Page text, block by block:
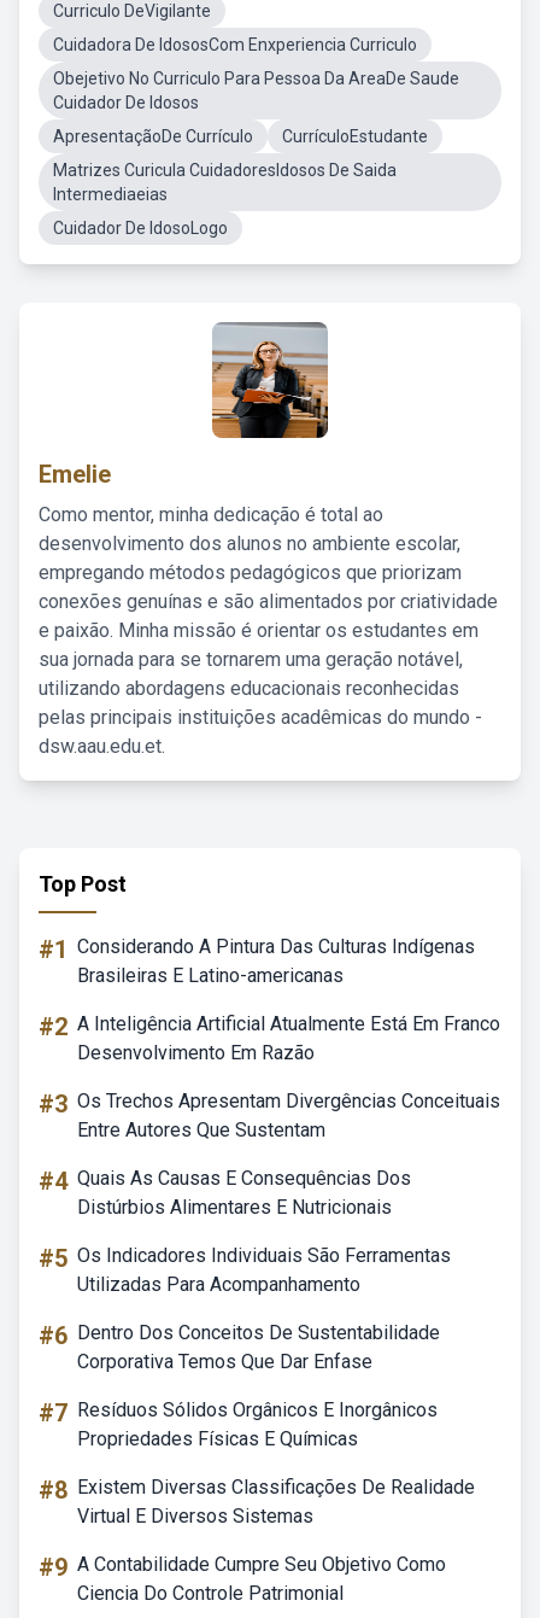
Curriculo DeVigilante
Cuidadora De IdososCom Enxperiencia Curriculo
Obejetivo No Curriculo Para Pessoa Da AreaDe Saude
Cuidador De Idosos
ApresentaçãoDe Currículo
CurrículoEstudante
Matrizes Curicula CuidadoresIdosos De Saida
Intermediaeias
Cuidador De IdosoLogo
Emelie
Como mentor, minha dedicação é total ao
desenvolvimento dos alunos no ambiente escolar,
empregando métodos pedagógicos que priorizam
conexões genuínas e são alimentados por criatividade
e paixão. Minha missão é orientar os estudantes em
sua jornada para se tornarem uma geração notável,
utilizando abordagens educacionais reconhecidas
pelas principais instituições acadêmicas do mundo -
dsw.aau.edu.et.
Top Post
#1 Considerando A Pintura Das Culturas Indígenas
Brasileiras E Latino-americanas
#2 A Inteligência Artificial Atualmente Está Em Franco
Desenvolvimento Em Razão
#3 Os Trechos Apresentam Divergências Conceituais
Entre Autores Que Sustentam
#4 Quais As Causas E Consequências Dos
Distúrbios Alimentares E Nutricionais
#5 Os Indicadores Individuais São Ferramentas
Utilizadas Para Acompanhamento
#6 Dentro Dos Conceitos De Sustentabilidade
Corporativa Temos Que Dar Enfase
#7 Resíduos Sólidos Orgânicos E Inorgânicos
Propriedades Físicas E Químicas
#8 Existem Diversas Classificações De Realidade
Virtual E Diversos Sistemas
#9 A Contabilidade Cumpre Seu Objetivo Como
Ciencia Do Controle Patrimonial